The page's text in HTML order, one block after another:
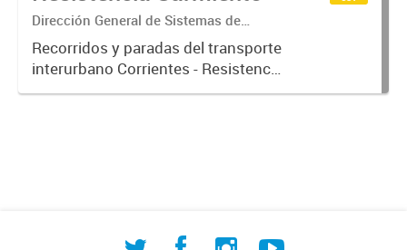
Dirección General de Sistemas de
Información Geográfica
Recorridos y paradas del transporte
interurbano Corrientes - Resistencia
ramal Sarmiento